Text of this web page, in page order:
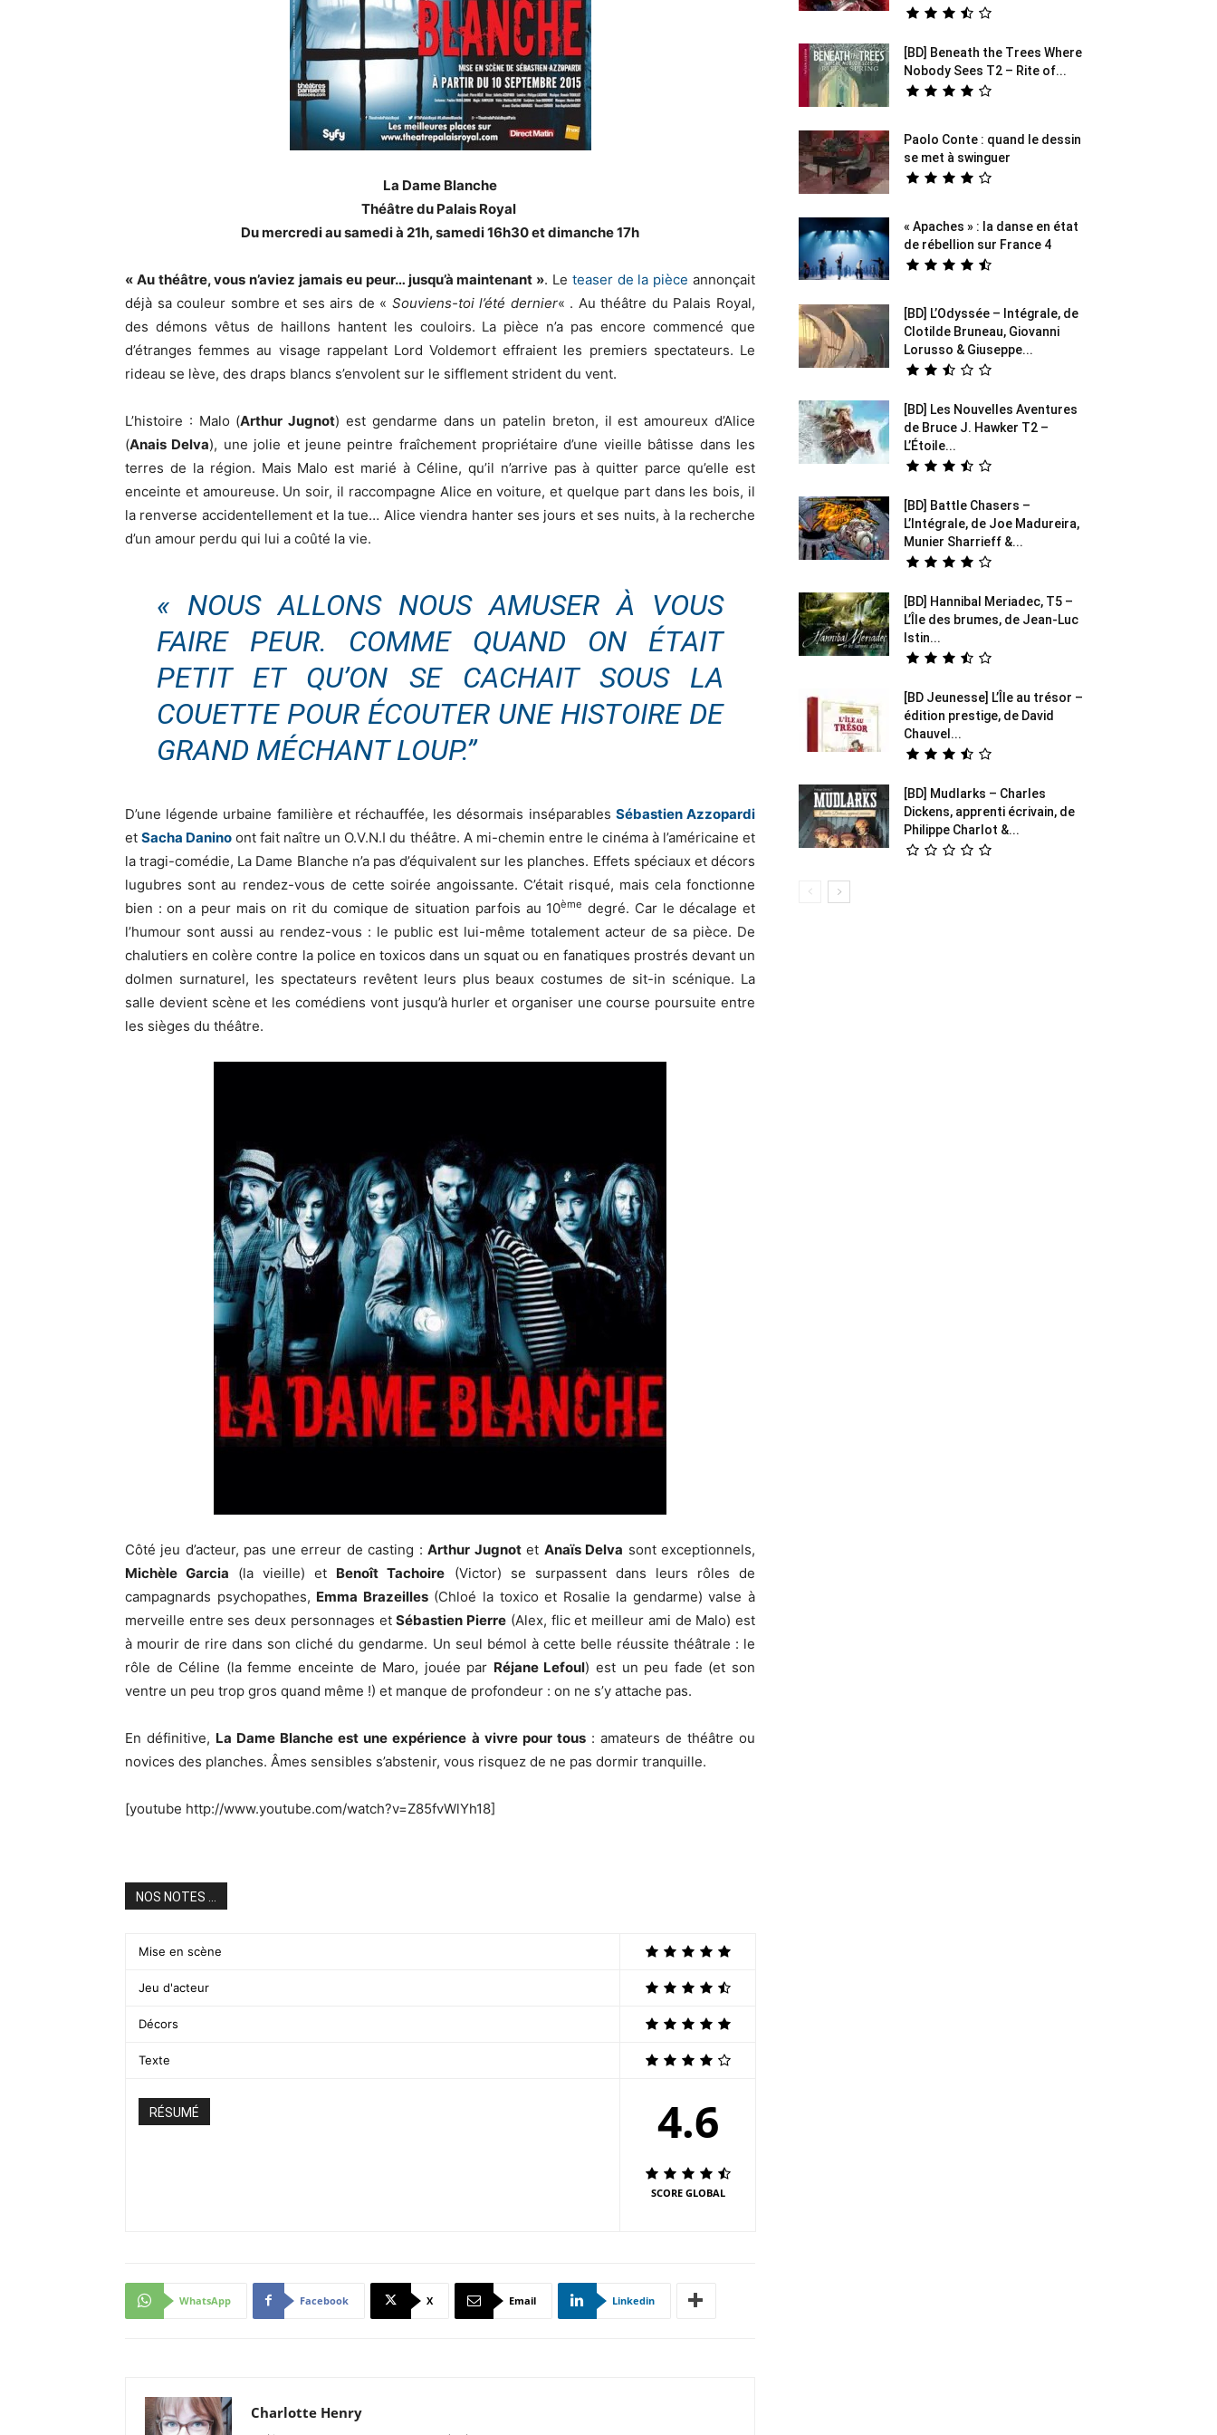
La Dame Blanche
Théâtre du Palais Royal
Du mercredi au samedi à 21h, samedi 16h30 et dimanche 17h
« Au théâtre, vous n’aviez jamais eu peur… jusqu’à maintenant ». Le teaser de la pièce annonçait
déjà sa couleur sombre et ses airs de « Souviens-toi l’été dernier« . Au théâtre du Palais Royal,
des démons vêtus de haillons hantent les couloirs. La pièce n’a pas encore commencé que
d’étranges femmes au visage rappelant Lord Voldemort effraient les premiers spectateurs. Le
rideau se lève, des draps blancs s’envolent sur le sifflement strident du vent.
L’histoire : Malo (Arthur Jugnot) est gendarme dans un patelin breton, il est amoureux d’Alice
(Anais Delva), une jolie et jeune peintre fraîchement propriétaire d’une vieille bâtisse dans les
terres de la région. Mais Malo est marié à Céline, qu’il n’arrive pas à quitter parce qu’elle est
enceinte et amoureuse. Un soir, il raccompagne Alice en voiture, et quelque part dans les bois, il
la renverse accidentellement et la tue… Alice viendra hanter ses jours et ses nuits, à la recherche
d’un amour perdu qui lui a coûté la vie.
« NOUS ALLONS NOUS AMUSER À VOUS
FAIRE PEUR. COMME QUAND ON ÉTAIT
PETIT ET QU’ON SE CACHAIT SOUS LA
COUETTE POUR ÉCOUTER UNE HISTOIRE DE
GRAND MÉCHANT LOUP.”
D’une légende urbaine familière et réchauffée, les désormais inséparables Sébastien Azzopardi
etSacha Danino ont fait naître un O.V.N.I du théâtre. A mi-chemin entre le cinéma à l’américaine et
la tragi-comédie, La Dame Blanche n’a pas d’équivalent sur les planches. Effets spéciaux et décors
lugubres sont au rendez-vous de cette soirée angoissante. C’était risqué, mais cela fonctionne
bien : on a peur mais on rit du comique de situation parfois au 10ème degré. Car le décalage et
l’humour sont aussi au rendez-vous : le public est lui-même totalement acteur de sa pièce. De
chalutiers en colère contre la police en toxicos dans un squat ou en fanatiques prostrés devant un
dolmen surnaturel, les spectateurs revêtent leurs plus beaux costumes de sit-in scénique. La
salle devient scène et les comédiens vont jusqu’à hurler et organiser une course poursuite entre
les sièges du théâtre.
Côté jeu d’acteur, pas une erreur de casting :Arthur Jugnotet Anaïs Delva sont exceptionnels,
Michèle Garcia (la vieille) et Benoît Tachoire (Victor) se surpassent dans leurs rôles de
campagnards psychopathes, Emma Brazeilles(Chloé la toxico et Rosalie la gendarme) valse à
merveille entre ses deux personnages etSébastien Pierre (Alex, flic et meilleur ami de Malo) est
à mourir de rire dans son cliché du gendarme. Un seul bémol à cette belle réussite théâtrale : le
rôle de Céline (la femme enceinte de Maro, jouée par Réjane Lefoul) est un peu fade (et son
ventre un peu trop gros quand même !) et manque de profondeur : on ne s’y attache pas.
En définitive, La Dame Blanche est une expérience à vivre pour tous: amateurs de théâtre ou
novices des planches. Âmes sensibles s’abstenir, vous risquez de ne pas dormir tranquille.
[youtube http://www.youtube.com/watch?v=Z85fvWlYh18]
NOS NOTES ...
Mise en scène
Jeu d'acteur
Décors
Texte
RÉSUMÉ 4.6
SCORE GLOBAL
WhatsApp Facebook X Email Linkedin
Charlotte Henry
[BD] Beneath the Trees Where
Nobody Sees T2 – Rite of...
Paolo Conte : quand le dessin
se met à swinguer
« Apaches » : la danse en état
de rébellion sur France 4
[BD] L’Odyssée – Intégrale, de
Clotilde Bruneau, Giovanni
Lorusso & Giuseppe...
[BD] Les Nouvelles Aventures
de Bruce J. Hawker T2 –
L’Étoile...
[BD] Battle Chasers –
L’Intégrale, de Joe Madureira,
Munier Sharrieff &...
[BD] Hannibal Meriadec, T5 –
L’Île des brumes, de Jean-Luc
Istin...
[BD Jeunesse] L’Île au trésor –
édition prestige, de David
Chauvel...
[BD] Mudlarks – Charles
Dickens, apprenti écrivain, de
Philippe Charlot &...